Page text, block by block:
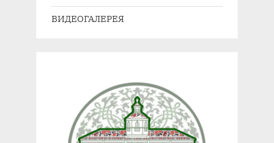
ВИДЕОГАЛЕРЕЯ